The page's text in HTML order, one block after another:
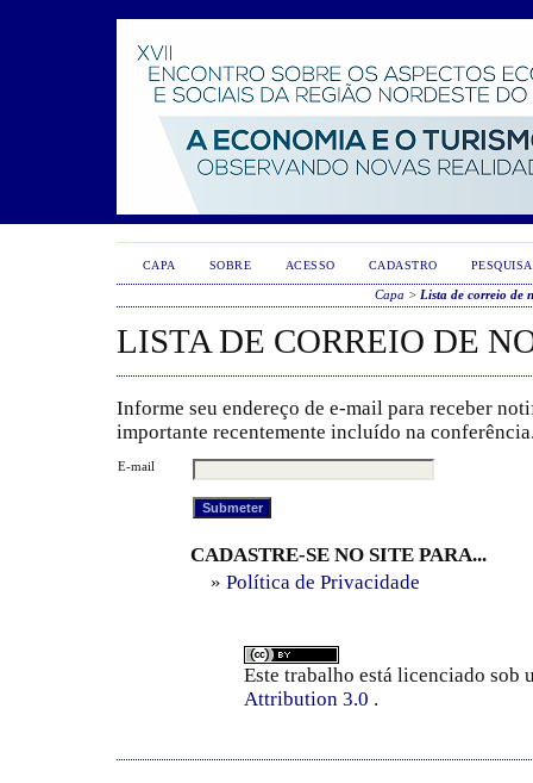
CAPA SOBRE ACESSO CADASTRO PESQUISA
Capa > Lista de correio de
LISTA DE CORREIO DE
Informe seu endereço de e-mail para receber
importante recentemente incluído na
E-mail
CADASTRE-SE NO SITE PARA...
» Política de Privacidade
Este trabalho está licenciado sob
Attribution 3.0 .